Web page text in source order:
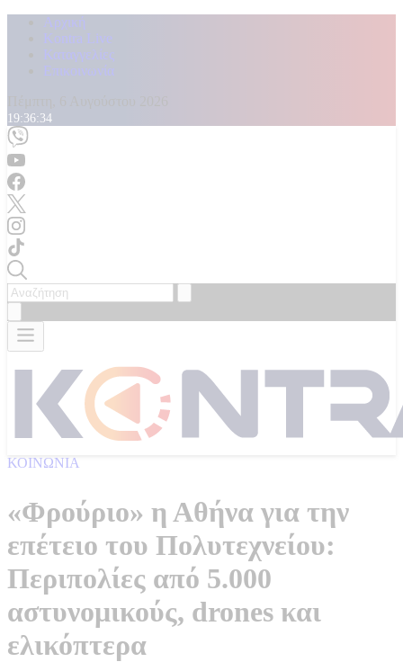
Αρχική
Kontra Live
Καταγγελίες
Επικοινωνία
19:36:35
ΚΟΙΝΩΝΙΑ
«Φρούριο» η Αθήνα για την
επέτειο του Πολυτεχνείου:
Περιπολίες από 5.000
αστυνομικούς, drones και
ελικόπτερα